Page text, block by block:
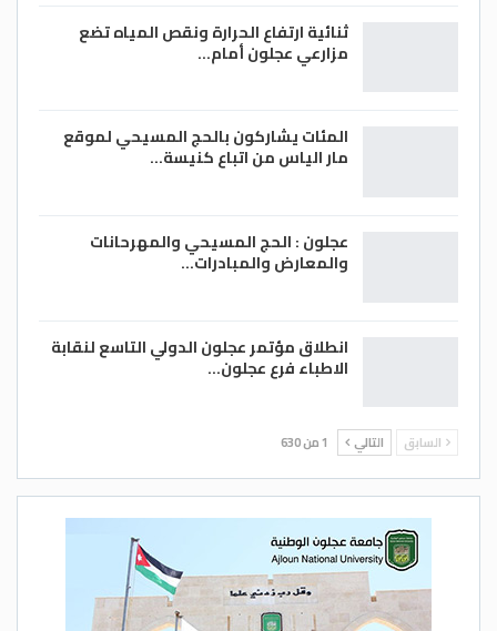
ثنائية ارتفاع الحرارة ونقص المياه تضع
مزارعي عجلون أمام…
المئات يشاركون بالحج المسيحي لموقع
مار الياس من اتباع كنيسة…
عجلون : الحج المسيحي والمهرحانات
والمعارض والمبادرات…
انطلاق مؤتمر عجلون الدولي التاسع لنقابة
الاطباء فرع عجلون…
السابق التالي 1 من 630